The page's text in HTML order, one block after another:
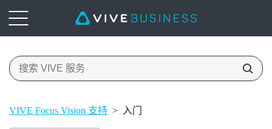
VIVE Focus Vision 支持 > 入门